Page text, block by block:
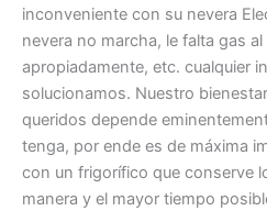
inconveniente con su nevera
nevera no marcha, le falta gas
apropiadamente, etc. cualquier
solucionamos. Nuestro
queridos depende
tenga, por ende es de máxima
con un frigorífico que conserve
manera y el mayor tiempo